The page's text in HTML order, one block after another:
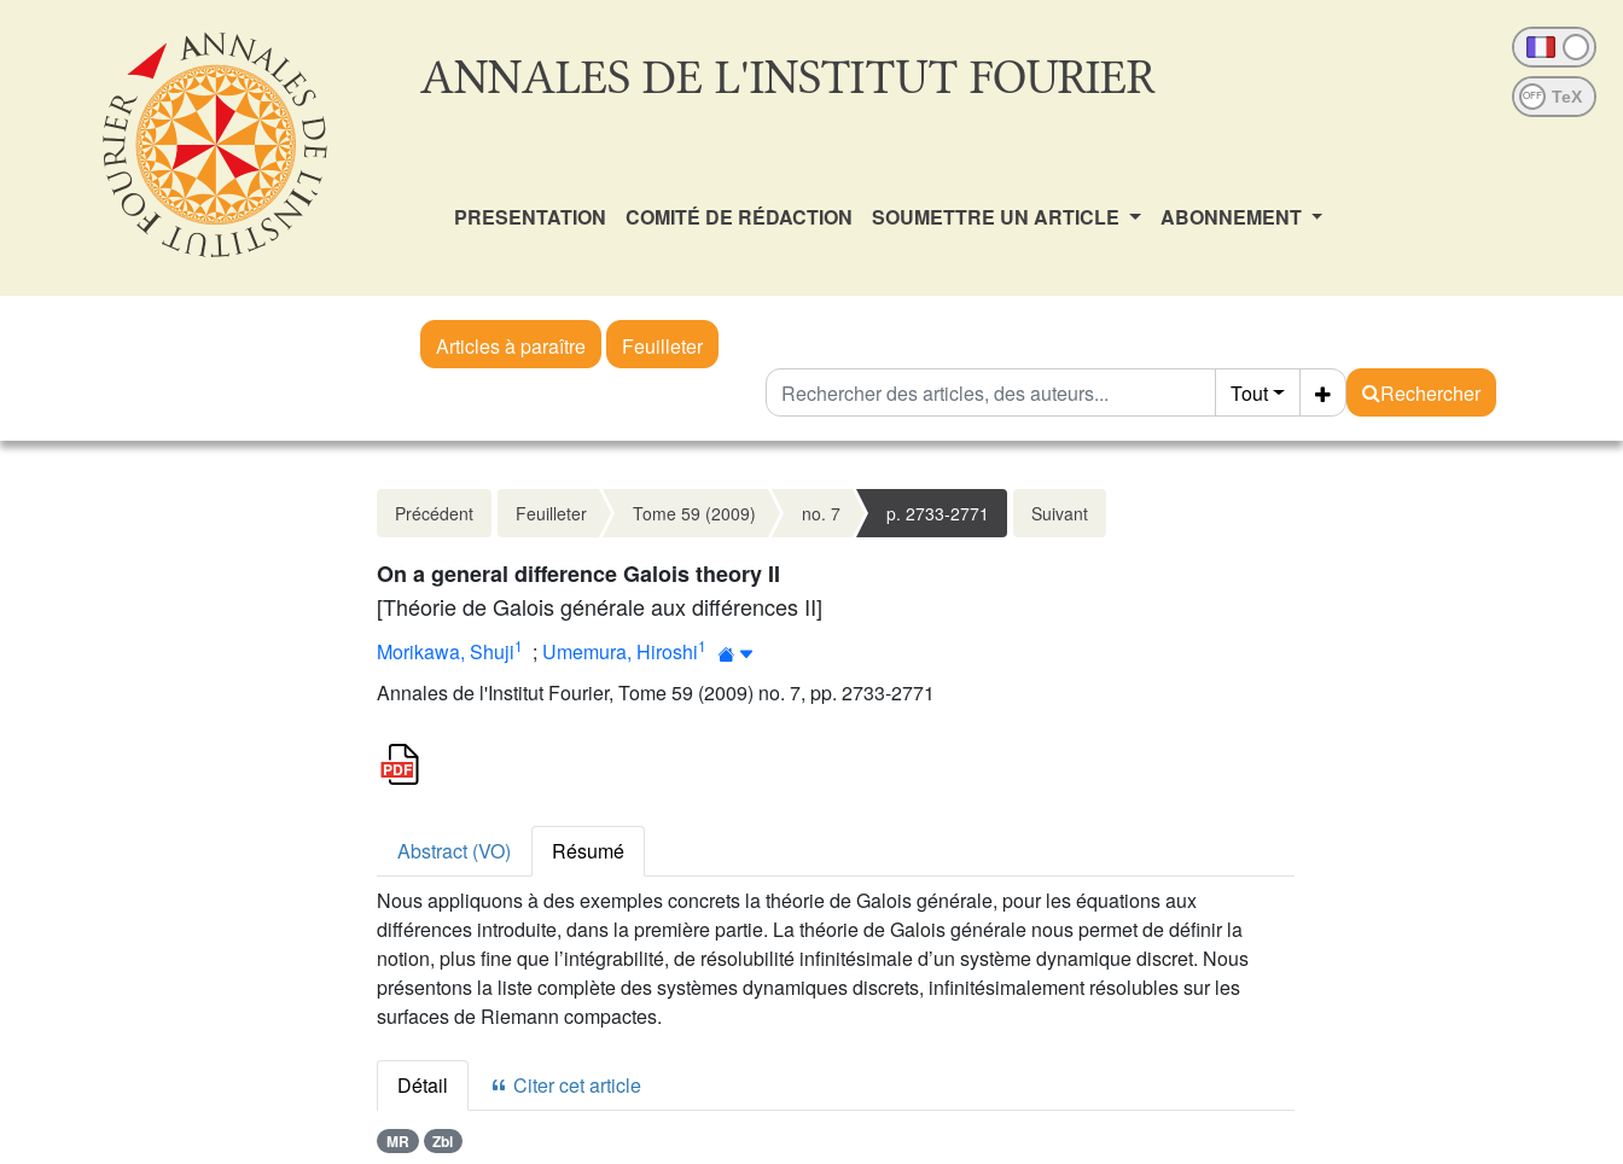
ANNALES DE L'INSTITUT FOURIER OFF
PRESENTATION COMITÉ DE RÉDACTION SOUMETTRE UN ARTICLE ABONNEMENT
Articles à paraître
Feuilleter
Tout
Rechercher
Précédent Feuilleter Tome 59 (2009) no. 7 p. 2733-2771 Suivant
On a general difference Galois theory II
[Théorie de Galois générale aux différences II]
Morikawa, Shuji1 ; Umemura, Hiroshi1
Annales de l'Institut Fourier, Tome 59 (2009) no. 7, pp. 2733-2771
Abstract (VO)
Résumé
Nous appliquons à des exemples concrets la théorie de Galois générale, pour les équations aux
différences introduite, dans la première partie. La théorie de Galois générale nous permet de définir la
notion, plus fine que l’intégrabilité, de résolubilité infinitésimale d’un système dynamique discret. Nous
présentons la liste complète des systèmes dynamiques discrets, infinitésimalement résolubles sur les
surfaces de Riemann compactes.
Détail Citer cet article
MR Zbl